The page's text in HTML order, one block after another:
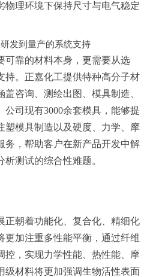
物理环境下保持尺寸与电气稳定
发到量产的系统支持
可靠的材料本身，更需要从选
持。正嘉化工提供特种高分子材
咨询、测绘出图、模具制造、
司现有3000余套模具，能够提
塑模具制造以及硬度、力学、摩
务，帮助客户在新产品开发中解
测试的综合性难题。
正朝着功能化、复合化、精细化
更加注重多性能平衡，通过纤维
控，实现力学性能、热性能、摩
级材料将更加强调生物活性表面